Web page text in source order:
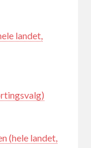
landet,
(hele landet,